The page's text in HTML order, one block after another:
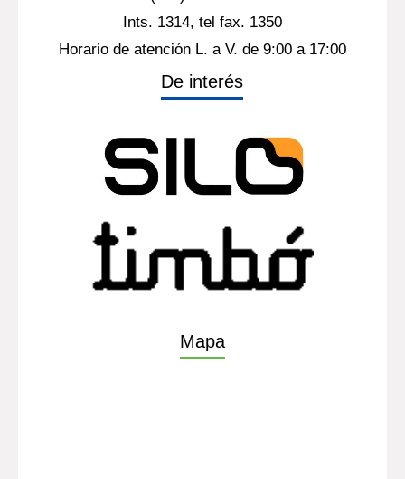
Ints. 1314, tel fax. 1350
Horario de atención L. a V. de 9:00 a 17:00
De interés
Mapa